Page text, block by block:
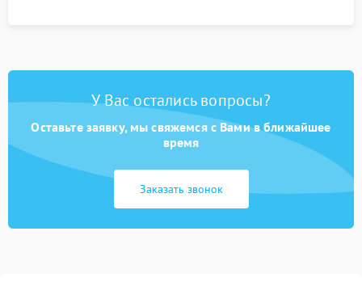
У Вас остались вопросы?
Оставьте заявку, мы свяжемся с Вами в ближайшее
время
Заказать звонок